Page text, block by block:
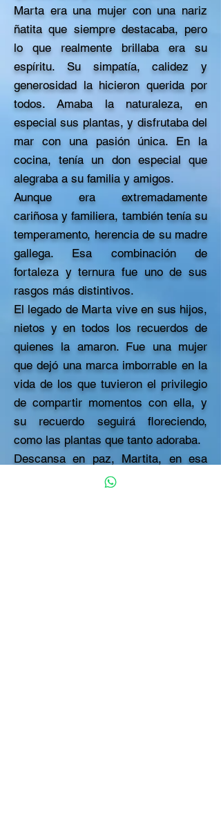
Marta era una mujer con una nariz
ñatita que siempre destacaba, pero
lo que realmente brillaba era su
espíritu. Su simpatía, calidez y
generosidad la hicieron querida por
todos. Amaba la naturaleza, en
especial sus plantas, y disfrutaba del
mar con una pasión única. En la
cocina, tenía un don especial que
alegraba a su familia y amigos.
Aunque era extremadamente
cariñosa y familiera, también tenía su
temperamento, herencia de su madre
gallega. Esa combinación de
fortaleza y ternura fue uno de sus
rasgos más distintivos.
El legado de Marta vive en sus hijos,
nietos y en todos los recuerdos de
quienes la amaron. Fue una mujer
que dejó una marca imborrable en la
vida de los que tuvieron el privilegio
de compartir momentos con ella, y
su recuerdo seguirá floreciendo,
como las plantas que tanto adoraba.
Descansa en paz, Martita, en esa
mejor vida a la que partiste, pero